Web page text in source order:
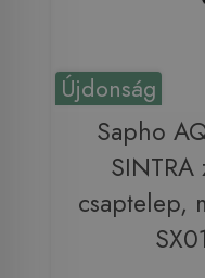
Újdonság
Sapho
SINTRA
csaptelep,